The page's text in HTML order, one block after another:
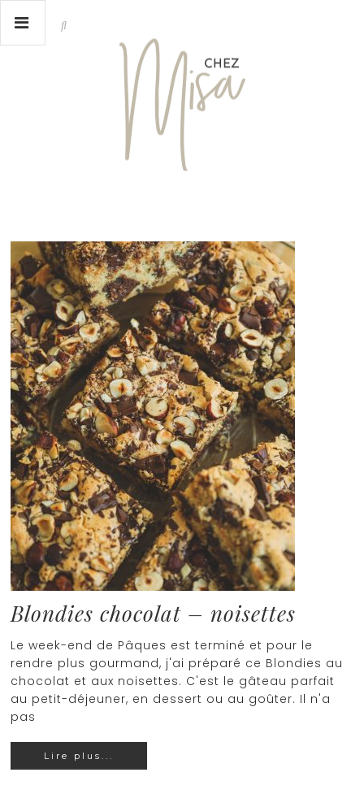
Blondies chocolat – noisettes
Le week-end de Pâques est terminé et pour le
rendre plus gourmand, j'ai préparé ce Blondies au
chocolat et aux noisettes. C'est le gâteau parfait
au petit-déjeuner, en dessert ou au goûter. Il n'a
pas
Lire plus...